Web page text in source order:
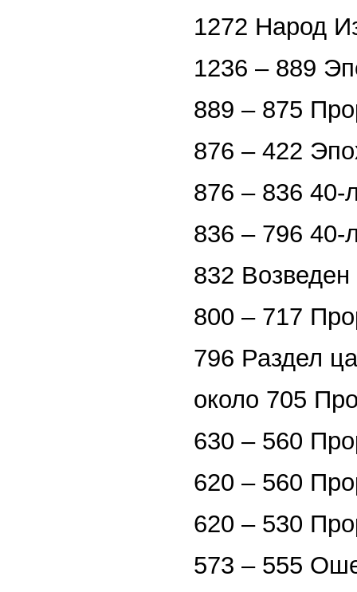
1272 Народ
1236 – 889
889 – 875
876 – 422
876 – 836 40-
836 – 796
832
800 – 717
796 Раздел
около 705
630 – 560
620 – 560
620 – 530
573 – 555